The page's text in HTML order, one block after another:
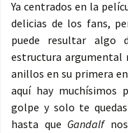
Ya centrados en la
delicias de los fans,
puede resultar algo
estructura argumental
anillos en su primera
aquí hay muchísimos
golpe y solo te
hasta que Gandalf